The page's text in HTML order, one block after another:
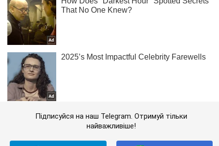
Підписуйся на наш Telegram. Отримуй тільки
найважливіше!